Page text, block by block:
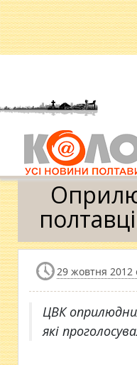
Головна » Вибори
полтавців на виборах
29 жовтня 2012
ЦВК
які